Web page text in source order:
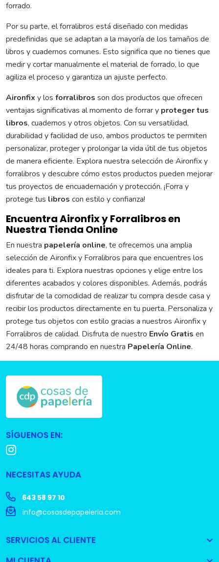
forrado.
Por su parte, el forralibros está diseñado con medidas
predefinidas que se adaptan a la mayoría de los tamaños de
libros y cuadernos comunes. Esto significa que no tienes que
medir y cortar manualmente el material de forrado, lo que
agiliza el proceso y garantiza un ajuste perfecto.
Aironfix y los forralibros son dos productos que ofrecen
ventajas significativas al momento de forrar y proteger tus
libros, cuadernos y otros objetos. Con su versatilidad,
durabilidad y facilidad de uso, ambos productos te permiten
personalizar, proteger y prolongar la vida útil de tus objetos
de manera eficiente. Explora nuestra selección de Aironfix y
forralibros y descubre cómo estos productos pueden mejorar
tus proyectos de encuadernación y protección. ¡Forra y
protege tus libros con estilo y confianza!
Encuentra Aironfix y Forralibros en
Nuestra Tienda Online
En nuestra papelería online, te ofrecemos una amplia
selección de Aironfix y Forralibros para que encuentres los
ideales para ti. Explora nuestras opciones y elige entre los
diferentes acabados y colores disponibles. Además, podrás
disfrutar de la comodidad de realizar tu compra desde casa y
recibir los productos directamente en tu puerta. Personaliza y
protege tus objetos con estilo gracias a nuestros Aironfix y
Forralibros de calidad. Disfruta de nuestro Envío Gratis en
24/48 horas comprando en nuestra Papelería Online.
SÍGUENOS EN:
NECESITAS AYUDA
643 58 97 10
info@cosasdepapeleria.com
SERVICIOS AL CLIENTE
